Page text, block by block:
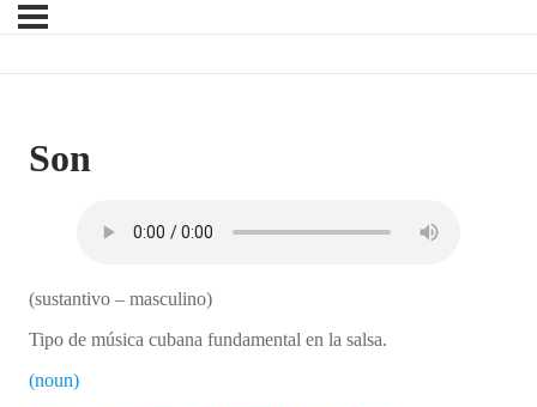
Son
(sustantivo – masculino)
Tipo de música cubana fundamental en la salsa.
(noun)